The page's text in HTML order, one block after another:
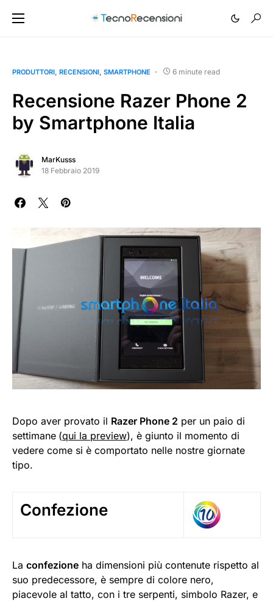
PRODUTTORI RECENSIONI SMARTPHONE 6 minute read
Recensione Razer Phone 2
by Smartphone Italia
MarKusss
18 Febbraio 2019
Dopo aver provato il Razer Phone 2 per un paio di
settimane (qui la preview), è giunto il momento di
vedere come si è comportato nelle nostre giornate
tipo.
Confezione
La confezione ha dimensioni più contenute rispetto al
suo predecessore, è sempre di colore nero,
piacevole al tatto, con i tre serpenti, simbolo Razer, e